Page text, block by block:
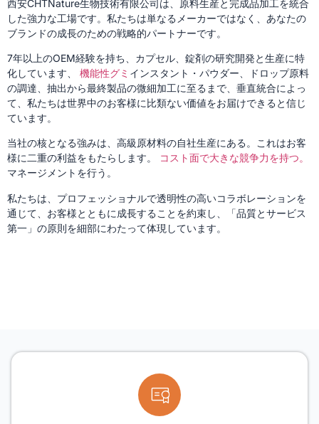
西安CHTNature生物技術有限公司は、原料生産と完成品加工を統合
した強力な工場です。私たちは単なるメーカーではなく、あなたの
ブランドの成長のための戦略的パートナーです。
7年以上のOEM経験を持ち、カプセル、錠剤の研究開発と生産に特
化しています、 機能性グミ インスタント・パウダー、ドロップ原料
の調達、抽出から最終製品の微細加工に至るまで、垂直統合によっ
て、私たちは世界中のお客様に比類ない価値をお届けできると信じ
ています。
当社の核となる強みは、高級原材料の自社生産にある。これはお客
様に二重の利益をもたらします。
コスト面で大きな競争力を持つ。
マネージメントを行う。
私たちは、プロフェッショナルで透明性の高いコラボレーションを
通じて、お客様とともに成長することを約束し、「品質とサービス
第一」の原則を細部にわたって体現しています。